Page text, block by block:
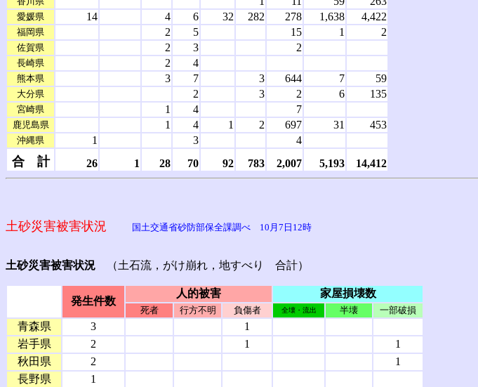
愛媛県 14 4 6 32 282 278 1,638 4,422
福岡県 2 5 15 1 2
佐賀県 2 3 2
長崎県 2 4
熊本県 3 7 3 644 7 59
大分県 2 3 2 6 135
宮崎県 1 4 7
鹿児島県 1 4 1 2 697 31 453
沖縄県 1 3 4
合 計 26 1 28 70 92 783 2,007 5,193 14,412
土砂災害被害状況 国土交通省砂防部保全課調べ 10月7日12時
土砂災害被害状況 （土石流，がけ崩れ，地すべり 合計）
発生件数
人的被害 家屋損壊数
死者 行方不明 負傷者 全壊・流出 半壊 一部破損
青森県 3
1
岩手県
2 1
1
秋田県
2
1
長野県
1